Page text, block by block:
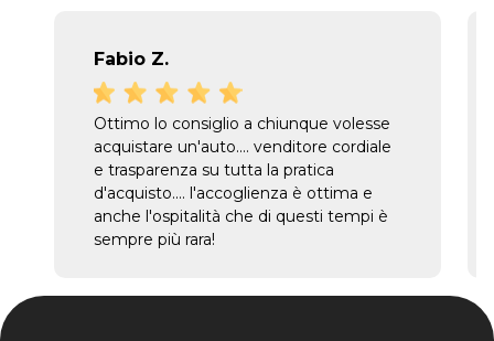
Fabio Z.
Ottimo lo consiglio a chiunque volesse
acquistare un'auto.... venditore cordiale
e trasparenza su tutta la pratica
d'acquisto.... l'accoglienza è ottima e
anche l'ospitalità che di questi tempi è
sempre più rara!